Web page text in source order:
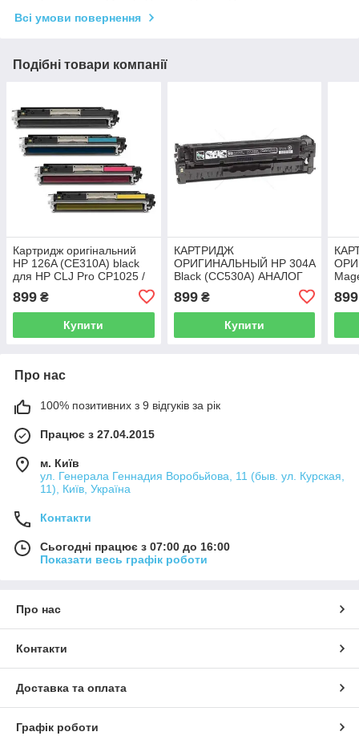
Всі умови повернення
Подібні товари компанії
Картридж оригінальний
HP 126A (CE310A) black
для HP CLJ Pro CP1025 /
899 ₴
Купити
КАРТРИДЖ
ОРИГИНАЛЬНЫЙ HP 304A
Black (CC530A) АНАЛОГ
ЗАПРАВКОЙ
899₴
Купити
899
Про нас
100% позитивних з 9 відгуків за рік
Працює з 27.04.2015
м. Київ
ул. Генерала Геннадия Воробьйова, 11 (быв. ул. Курская,
11), Київ, Україна
Контакти
Сьогодні працює з 07:00 до 16:00
Показати весь графік роботи
Про нас
Контакти
Доставка та оплата
Графік роботи